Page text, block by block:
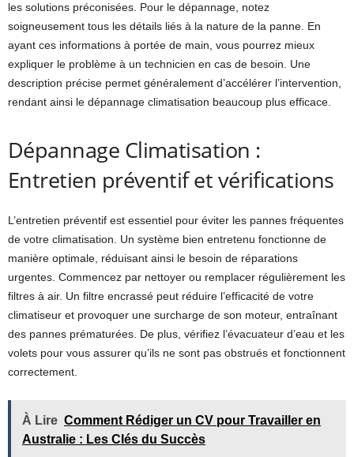
les solutions préconisées. Pour le dépannage, notez
soigneusement tous les détails liés à la nature de la panne. En
ayant ces informations à portée de main, vous pourrez mieux
expliquer le problème à un technicien en cas de besoin. Une
description précise permet généralement d’accélérer l’intervention,
rendant ainsi le dépannage climatisation beaucoup plus efficace.
Dépannage Climatisation :
Entretien préventif et vérifications
L’entretien préventif est essentiel pour éviter les pannes fréquentes
de votre climatisation. Un système bien entretenu fonctionne de
manière optimale, réduisant ainsi le besoin de réparations
urgentes. Commencez par nettoyer ou remplacer régulièrement les
filtres à air. Un filtre encrassé peut réduire l’efficacité de votre
climatiseur et provoquer une surcharge de son moteur, entraînant
des pannes prématurées. De plus, vérifiez l’évacuateur d’eau et les
volets pour vous assurer qu’ils ne sont pas obstrués et fonctionnent
correctement.
À Lire Comment Rédiger un CV pour Travailler en
Australie : Les Clés du Succès